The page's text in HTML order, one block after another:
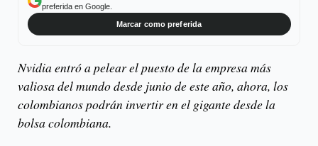
preferida en Google.
Marcar como preferida
Nvidia entró a pelear el puesto de la empresa más
valiosa del mundo desde junio de este año, ahora, los
colombianos podrán invertir en el gigante desde la
bolsa colombiana.